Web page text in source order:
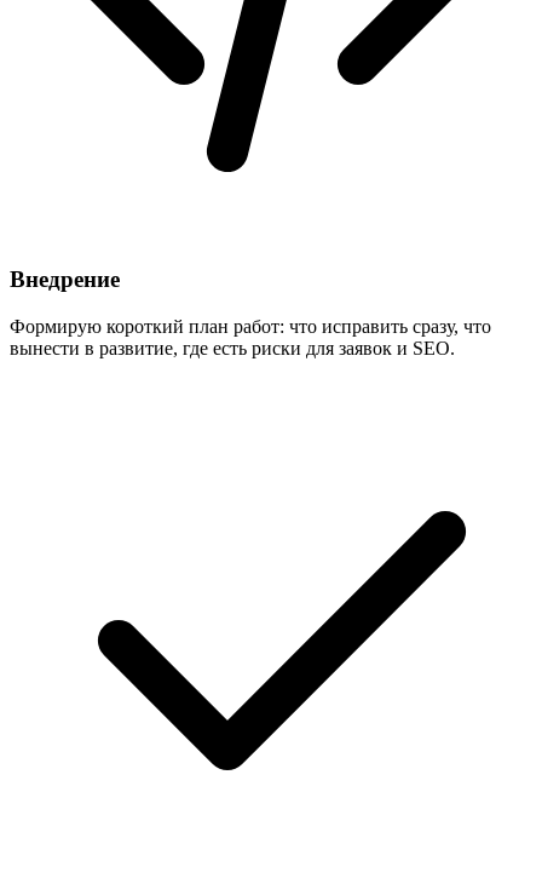
Внедрение
Формирую короткий план работ: что исправить сразу, что
вынести в развитие, где есть риски для заявок и SEO.